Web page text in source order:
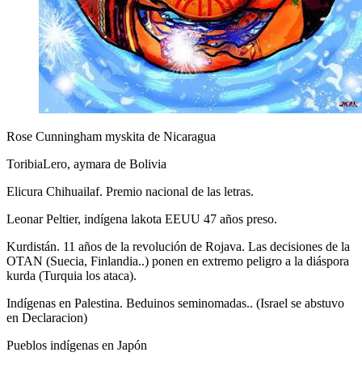
Rose Cunningham myskita de Nicaragua
ToribiaLero, aymara de Bolivia
Elicura Chihuailaf. Premio nacional de las letras.
Leonar Peltier, indígena lakota EEUU 47 años preso.
Kurdistán. 11 años de la revolución de Rojava. Las decisiones de la
OTAN (Suecia, Finlandia..) ponen en extremo peligro a la diáspora
kurda (Turquia los ataca).
Indígenas en Palestina. Beduinos seminomadas.. (Israel se abstuvo
en Declaracion)
Pueblos indígenas en Japón